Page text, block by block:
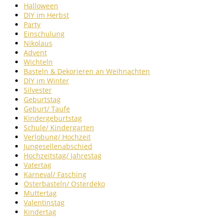
Halloween
DIY im Herbst
Party
Einschulung
Nikolaus
Advent
Wichteln
Basteln & Dekorieren an Weihnachten
DIY im Winter
Silvester
Geburtstag
Geburt/ Taufe
Kindergeburtstag
Schule/ Kindergarten
Verlobung/ Hochzeit
Jungesellenabschied
Hochzeitstag/ Jahrestag
Vatertag
Karneval/ Fasching
Osterbasteln/ Osterdeko
Muttertag
Valentinstag
Kindertag